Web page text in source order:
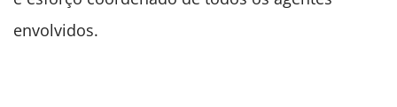
envolvidos.